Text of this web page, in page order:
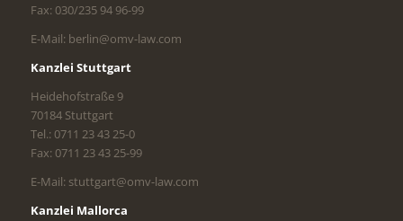
Fax: 030/235 94 96-99
E-Mail: berlin@omv-law.com
Kanzlei Stuttgart
Heidehofstraße 9
70184 Stuttgart
Tel.: 0711 23 43 25-0
Fax: 0711 23 43 25-99
E-Mail: stuttgart@omv-law.com
Kanzlei Mallorca